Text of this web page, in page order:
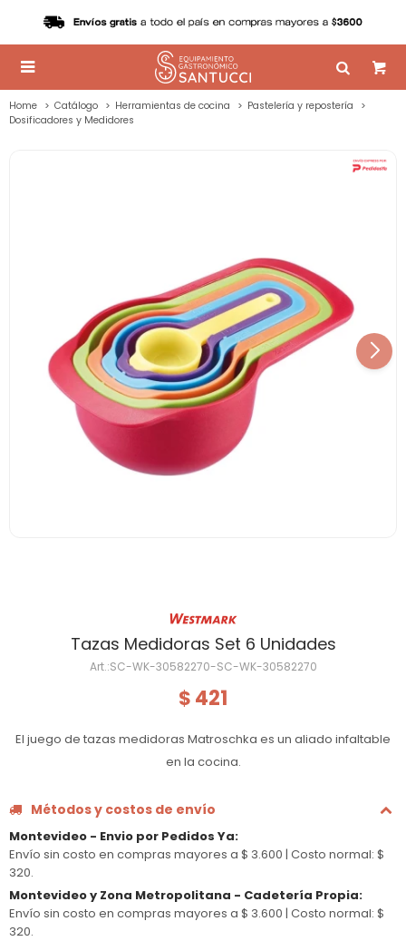

Home Catálogo Herramientas de cocina
Pastelería y repostería
Dosificadores y Medidores
Tazas Medidoras Set 6 Unidades
SC-WK-30582270-SC-WK-30582270
$ 421
El juego de tazas medidoras Matroschka es un aliado infaltable
en la cocina.
Métodos y costos de envío
Montevideo - Envio por Pedidos Ya:
Envío sin costo en compras mayores a $ 3.600 | Costo normal: $
320.
Montevideo y Zona Metropolitana - Cadetería Propia:
Envío sin costo en compras mayores a $ 3.600 | Costo normal: $
320.